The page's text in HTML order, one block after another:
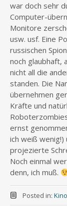
war doch sehr
Computer-
Monitore
usw. usf. Eine
russischen
noch glaubhaft,
nicht all die
standen. Die
übernehmen
Kräfte und
ernst
ich weiß
projezierte
Noch einmal
denn, ich muß.
Posted in: Kino